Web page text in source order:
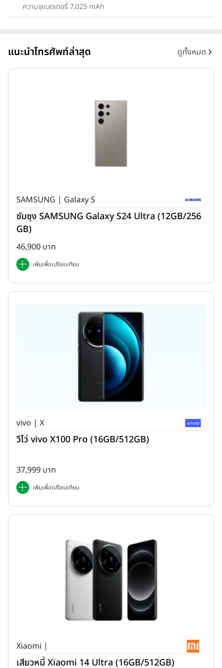
ความจุแบตเตอรี่ 7,025 mAh
แนะนำโทรศัพท์ล่าสุด ดูทั้งหมด
SAMSUNG | Galaxy S
ซัมซุง SAMSUNG Galaxy S24 Ultra (12GB/256
GB)
46,900 บาท
เพิ่มเพื่อเปรียบเทียบ
vivo | X
วีโว่ vivo X100 Pro (16GB/512GB)
37,999 บาท
เพิ่มเพื่อเปรียบเทียบ
Xiaomi |
เสียวหมี่ Xiaomi 14 Ultra (16GB/512GB)